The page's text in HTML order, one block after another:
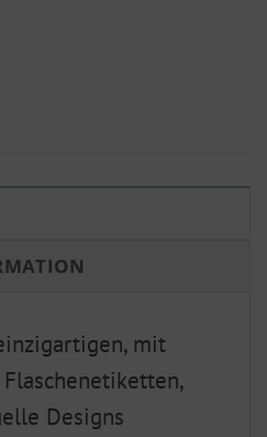
mit
Designs